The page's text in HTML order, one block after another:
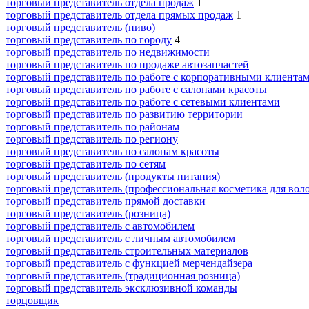
торговый представитель отдела прямых продаж 1
торговый представитель (пиво)
торговый представитель по городу 4
торговый представитель по недвижимости
торговый представитель по продаже автозапчастей
торговый представитель по работе с корпоративными
торговый представитель по работе с салонами красоты
торговый представитель по работе с сетевыми клиентами
торговый представитель по развитию территории
торговый представитель по районам
торговый представитель по региону
торговый представитель по салонам красоты
торговый представитель по сетям
торговый представитель (продукты питания)
торговый представитель (профессиональная косметика для
торговый представитель прямой доставки
торговый представитель (розница)
торговый представитель с автомобилем
торговый представитель с личным автомобилем
торговый представитель строительных материалов
торговый представитель с функцией мерчендайзера
торговый представитель (традиционная розница)
торговый представитель эксклюзивной команды
торцовщик